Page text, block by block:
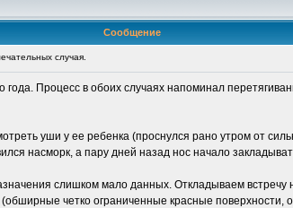
Сообщение
случая.
Процесс в обоих случаях напоминал
уши у ее ребенка (проснулся рано утром от
насморк, а пару дней назад нос начало
слишком мало данных. Откладываем встречу
четко ограниченные красные поверхности,